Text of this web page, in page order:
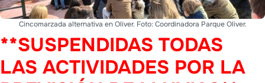
Cincomarzada alternativa en Oliver. Foto: Coordinadora Parque Oliver.
**SUSPENDIDAS TODAS
LAS ACTIVIDADES POR LA